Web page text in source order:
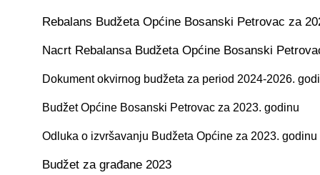
Rebalans Budžeta Općine Bosanski Petrovac za
Nacrt Rebalansa Budžeta Općine Bosanski
Dokument okvirnog budžeta za period 2024-2026.
Budžet Općine Bosanski Petrovac za 2023. godinu
Odluka o izvršavanju Budžeta Općine za 2023. godinu
Budžet za građane 2023